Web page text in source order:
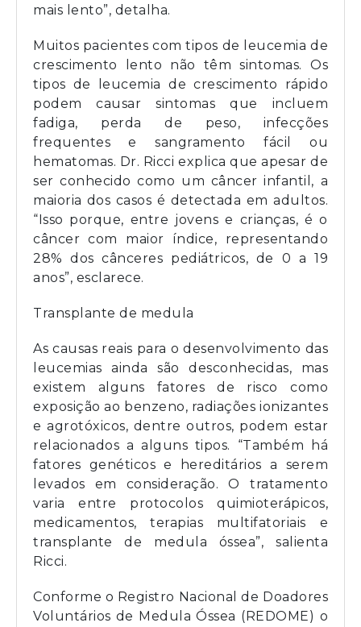
mais lento”, detalha.
Muitos pacientes com tipos de leucemia de
crescimento lento não têm sintomas. Os
tipos de leucemia de crescimento rápido
podem causar sintomas que incluem
fadiga, perda de peso, infecções
frequentes e sangramento fácil ou
hematomas. Dr. Ricci explica que apesar de
ser conhecido como um câncer infantil, a
maioria dos casos é detectada em adultos.
“Isso porque, entre jovens e crianças, é o
câncer com maior índice, representando
28% dos cânceres pediátricos, de 0 a 19
anos”, esclarece.
Transplante de medula
As causas reais para o desenvolvimento das
leucemias ainda são desconhecidas, mas
existem alguns fatores de risco como
exposição ao benzeno, radiações ionizantes
e agrotóxicos, dentre outros, podem estar
relacionados a alguns tipos. “Também há
fatores genéticos e hereditários a serem
levados em consideração. O tratamento
varia entre protocolos quimioterápicos,
medicamentos, terapias multifatoriais e
transplante de medula óssea”, salienta
Ricci.
Conforme o Registro Nacional de Doadores
Voluntários de Medula Óssea (REDOME) o